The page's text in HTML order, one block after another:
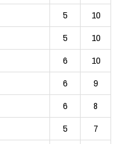
5
10
5
10
6
10
6
9
6
8
5
7